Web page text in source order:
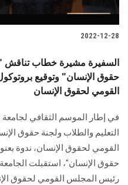
2022-12-28
السفيرة مشيرة خطاب تناقش
حقوق الإنسان" وتوقيع
القومي لحقوق الإنسان
في إطار الموسم الثقافي
التعليم والطلاب ولجنة حقوق
القومي لحقوق الإنسان، ندوة
حقوق الإنسان"، استقبلت
رئيس المجلس القومي لحقوق